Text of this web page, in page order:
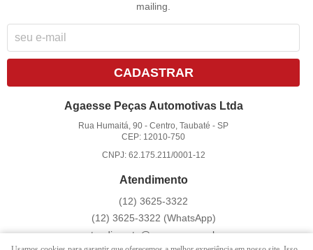
mailing.
CADASTRAR
Agaesse Peças Automotivas Ltda
Rua Humaitá, 90 -Centro, Taubaté -SP
CEP: 12010-750
CNPJ: 62.175.211/0001-12
Atendimento
(12) 3625-3322
(12) 3625-3322 (WhatsApp)
atendimento@agaesse.com.br